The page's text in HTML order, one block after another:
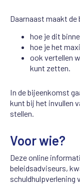
Daarnaast maakt
hoe je dit
hoe je het
ook vertellen
kunt zetten.
In de bijeenkomst
kunt bij het invullen
stellen.
Voor wie?
Deze online
beleidsadviseurs,
schuldhulpverlening